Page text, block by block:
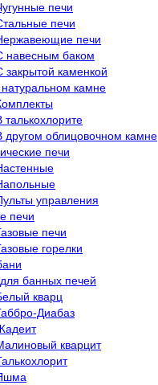
печи
печи
печи
навесным баком
закрытой каменкой
камне
талькохлорите
другом облицовочном камне
печи
управления
печи
печи
горелки
банных печей
кварц
Диабаз
кварцит